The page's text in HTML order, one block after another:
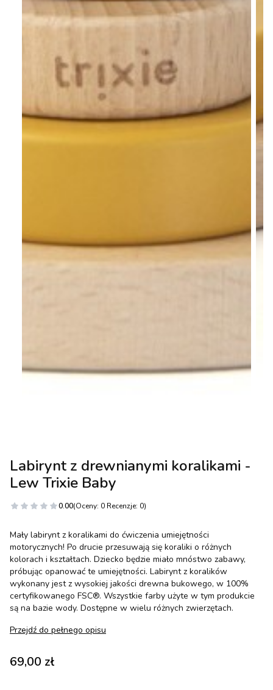
Labirynt z drewnianymi koralikami -
Lew Trixie Baby
0.00(Oceny: 0 Recenzje: 0)
Mały labirynt z koralikami do ćwiczenia umiejętności
motorycznych! Po drucie przesuwają się koraliki o różnych
kolorach i kształtach. Dziecko będzie miało mnóstwo zabawy,
próbując opanować te umiejętności. Labirynt z koralików
wykonany jest z wysokiej jakości drewna bukowego, w 100%
certyfikowanego FSC®. Wszystkie farby użyte w tym produkcie
są na bazie wody. Dostępne w wielu różnych zwierzętach.
Przejdź do pełnego opisu
Cena
69,00 zł